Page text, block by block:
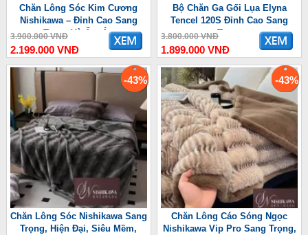
Chăn Lông Sóc Kim Cương
Nishikawa – Đỉnh Cao Sang
Trọng Và Ấm Áp
3.900.000 VNĐ
2.199.000 VNĐ
Bộ Chăn Ga Gối Lụa Elyna
Tencel 120S Đỉnh Cao Sang
Trọng
3.800.000 VNĐ
1.899.000 VNĐ
-43%
Chăn Lông Sóc Nishikawa Sang
Trọng, Hiện Đại, Siêu Mềm,
-43%
Chăn Lông Cáo Sóng Ngọc
Nishikawa Vip Pro Sang Trọng,